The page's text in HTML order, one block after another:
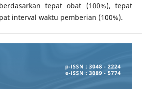
tepat obat (100%), tepat
interval waktu pemberian (100%).